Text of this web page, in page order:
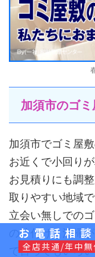
加須市のゴ
加須市でゴミ屋
お近くで小回り
お見積りにも調
取りやすい地域で
立会い無しでの
の片付けと清掃
で言ってもいろ
お電話相
全店共通/年中無